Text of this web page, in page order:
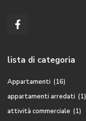
lista di categoria
Appartamenti (16)
appartamenti arredati (1)
attività commerciale (1)